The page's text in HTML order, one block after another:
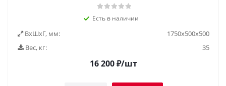
Есть в наличии
ВxШxГ, мм:
1750х500х500
Вес, кг:
35
16 200₽/шт